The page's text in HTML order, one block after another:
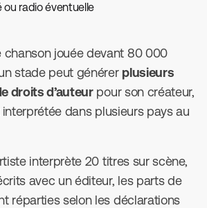
ou radio éventuelle
chanson jouée devant 80 000
stade peut générer plusieurs
droits d’auteurpour son créateur,
dans plusieurs pays au
interprète 20 titres sur scène,
avec un éditeur, les parts de
réparties selon les déclarations